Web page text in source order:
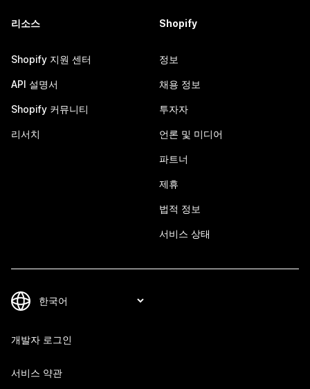
리소스
Shopify 지원 센터
API 설명서
Shopify 커뮤니티
리서치
Shopify
정보
채용 정보
투자자
언론 및 미디어
파트너
제휴
법적 정보
서비스 상태
개발자 로그인
서비스 약관